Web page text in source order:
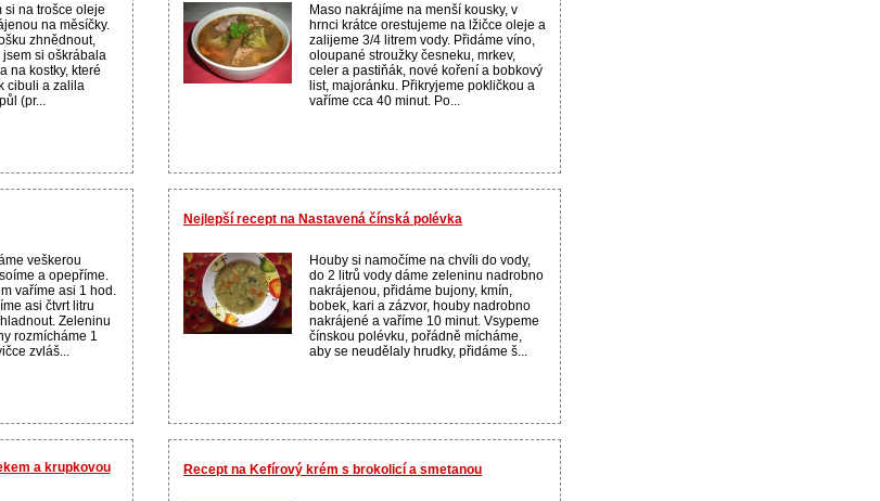
si na trošce oleje
na měsíčky.
zhnědnout,
si oškrábala
na kostky, které
cibuli a zalila
(pr...
Maso nakrájíme na menší kousky, v
hrnci krátce orestujeme na lžičce oleje a
zalijeme 3/4 litrem vody. Přidáme víno,
oloupané stroužky česneku, mrkev,
celer a pastiňák, nové koření a bobkový
list, majoránku. Přikryjeme pokličkou a
vaříme cca 40 minut. Po...
veškerou
a opepříme.
vaříme asi 1 hod.
asi čtvrt litru
Zeleninu
rozmícháme 1
zvláš...
Nejlepší recept na Nastavená čínská polévka
Houby si namočíme na chvíli do vody,
do 2 litrů vody dáme zeleninu nadrobno
nakrájenou, přidáme bujony, kmín,
bobek, kari a zázvor, houby nadrobno
nakrájené a vaříme 10 minut. Vsypeme
čínskou polévku, pořádně mícháme,
aby se neudělaly hrudky, přidáme š...
a krupkovou
Recept na Kefírový krém s brokolicí a smetanou